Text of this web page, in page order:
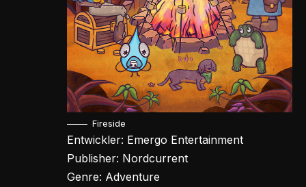
Fireside
Entwickler: Emergo Entertainment
Publisher: Nordcurrent
Genre: Adventure